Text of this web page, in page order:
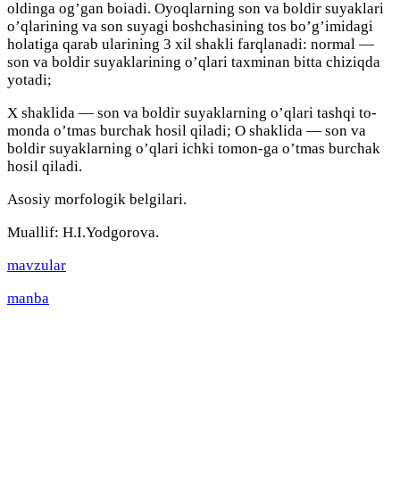
oldinga og’gan boiadi. Oyoqlarning son va boldir suyaklari
o’qlarining va son suyagi boshchasining tos bo’g’imidagi
holatiga qarab ularining 3 xil shakli farqlanadi: normal —
son va boldir suyaklarining o’qlari taxminan bitta chiziqda
yotadi;
X shaklida — son va boldir suyaklarning o’qlari tashqi to-
monda o’tmas burchak hosil qiladi; O shaklida — son va
boldir suyaklarning o’qlari ichki tomon-ga o’tmas burchak
hosil qiladi.
Asosiy morfologik belgilari.
Muallif: H.I.Yodgorova.
mavzular
manba